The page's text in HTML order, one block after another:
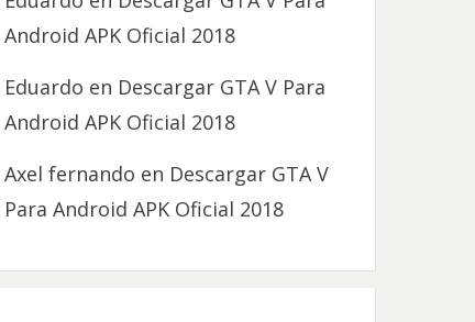
Android APK Oficial 2018
Eduardo en Descargar GTA V Para
Android APK Oficial 2018
Axel fernando en Descargar GTA V
Para Android APK Oficial 2018